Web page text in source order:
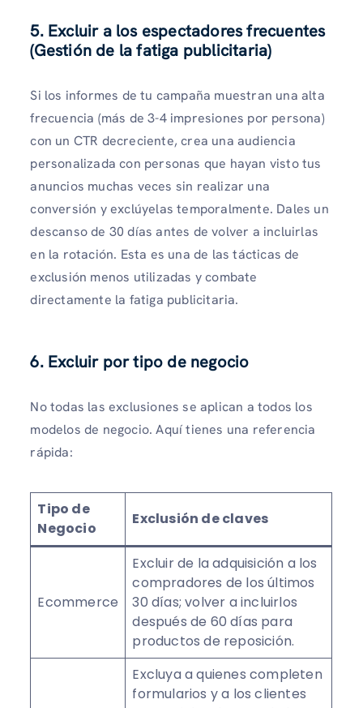
5. Excluir a los espectadores frecuentes
(Gestión de la fatiga publicitaria)
Si los informes de tu campaña muestran una alta
frecuencia (más de 3-4 impresiones por persona)
con un CTR decreciente, crea una audiencia
personalizada con personas que hayan visto tus
anuncios muchas veces sin realizar una
conversión y exclúyelas temporalmente. Dales un
descanso de 30 días antes de volver a incluirlas
en la rotación. Esta es una de las tácticas de
exclusión menos utilizadas y combate
directamente la fatiga publicitaria.
6. Excluir por tipo de negocio
No todas las exclusiones se aplican a todos los
modelos de negocio. Aquí tienes una referencia
rápida:
Tipo de
Negocio
Exclusión de claves
Ecommerce
Excluir de la adquisición a los
compradores de los últimos
30 días; volver a incluirlos
después de 60 días para
productos de reposición.
Excluya a quienes completen
formularios y a los clientes